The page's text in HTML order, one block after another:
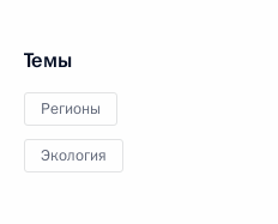
Темы
Регионы
Экология